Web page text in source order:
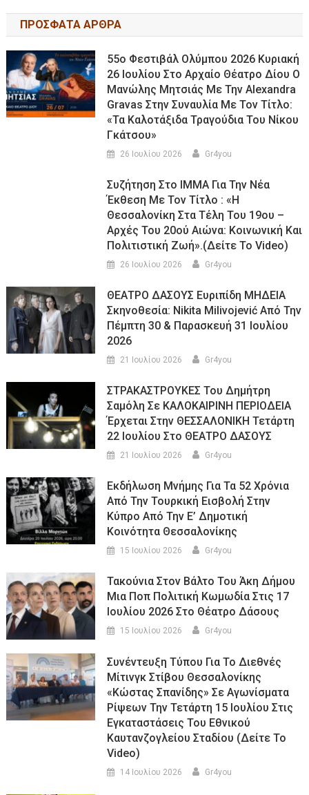
ΠΡΟΣΦΑΤΑ ΑΡΘΡΑ
55ο Φεστιβάλ Ολύμπου 2026 Κυριακή
26 Ιουλίου Στο Αρχαίο Θέατρο Δίου Ο
Μανώλης Μητσιάς Με Την Alexandra
Gravas Στην Συναυλία Με Τον Τίτλο:
«τα Καλοτάξιδα Τραγούδια Του Νίκου
Γκάτσου»
26 Ιουλίου 2026 Gr4you
Συζήτηση Στο ΙΜΜΑ Για Την Νέα
Έκθεση Με Τον Τίτλο : «Η
Θεσσαλονίκη Στα Τέλη Του 19ου –
Αρχές Του 20ού Αιώνα: Κοινωνική Και
Πολιτιστική Ζωή».(Δείτε Το Video)
26 Ιουλίου 2026 Gr4you
ΘΕΑΤΡΟ ΔΑΣΟΥΣ Ευριπίδη ΜΗΔΕΙΑ
Σκηνοθεσία: Nikita Milivojević Από Την
Πέμπτη 30 & Παρασκευή 31 Ιουλίου
2026
21 Ιουλίου 2026 Gr4you
ΣΤΡΑΚΑΣΤΡΟΥΚΕΣ Του Δημήτρη
Σαμόλη Σε ΚΑΛΟΚΑΙΡΙΝΗ ΠΕΡΙΟΔΕΙΑ
Έρχεται Στην ΘΕΣΣΑΛΟΝΙΚΗ Τετάρτη
22 Ιουλίου Στο ΘΕΑΤΡΟ ΔΑΣΟΥΣ
21 Ιουλίου 2026 Gr4you
Εκδήλωση Μνήμης Για Τα 52 Χρόνια
Από Την Τουρκική Εισβολή Στην
Κύπρο Από Την Ε’ Δημοτική
Κοινότητα Θεσσαλονίκης
15 Ιουλίου 2026 Gr4you
Τακούνια Στον Βάλτο Του Άκη Δήμου
Μια Ποπ Πολιτική Κωμωδία Στις 17
Ιουλίου 2026 Στο Θέατρο Δάσους
15 Ιουλίου 2026 Gr4you
Συνέντευξη Τύπου Για Το Διεθνές
Μίτινγκ Στίβου Θεσσαλονίκης
«Κώστας Σπανίδης» Σε Αγωνίσματα
Ρίψεων Την Τετάρτη 15 Ιουλίου Στις
Εγκαταστάσεις Του Εθνικού
Καυτανζογλείου Σταδίου (Δείτε Το
Video)
14 Ιουλίου 2026 Gr4you